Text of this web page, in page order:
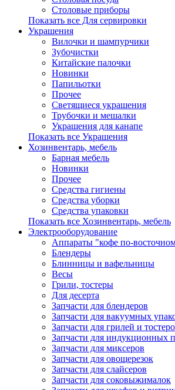
Столовые приборы
Показать все Для сервировки
Украшения
Вилочки и шампурчики
Зубочистки
Китайские палочки
Новинки
Папильотки
Прочее
Светящиеся украшения
Трубочки и мешалки
Украшения для канапе
Показать все Украшения
Хозинвентарь, мебель
Барная мебель
Новинки
Прочее
Средства гигиены
Средства уборки
Средства упаковки
Показать все Хозинвентарь, мебель
Электрооборудование
Аппараты "кофе по-
Блендеры
Блинницы и вафельницы
Весы
Грили, тостеры
Для десерта
Запчасти для блендеров
Запчасти для вакуумных
Запчасти для грилей и
Запчасти для индукционных
Запчасти для миксеров
Запчасти для овощерезок
Запчасти для слайсеров
Запчасти для соковыжималок